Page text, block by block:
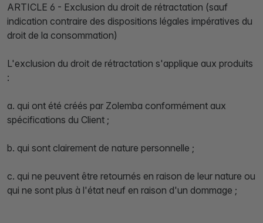
ARTICLE 6 - Exclusion du droit de rétractation (sauf
indication contraire des dispositions légales impératives du
droit de la consommation)
L'exclusion du droit de rétractation s'applique aux produits
:
a. qui ont été créés par Zolemba conformément aux
spécifications du Client ;
b. qui sont clairement de nature personnelle ;
c. qui ne peuvent être retournés en raison de leur nature ou
qui ne sont plus à l'état neuf en raison d'un dommage ;